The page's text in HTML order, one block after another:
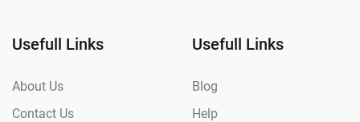
Usefull Links
About Us
Contact Us
Usefull Links
Blog
Help